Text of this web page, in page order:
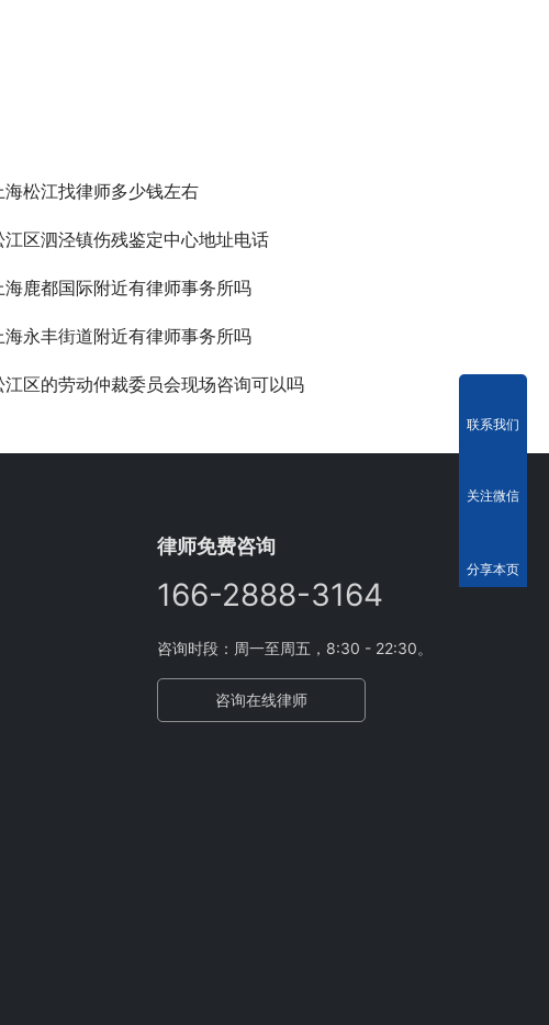
海松江找律师多少钱左右
江区泗泾镇伤残鉴定中心地址电话
海鹿都国际附近有律师事务所吗
海永丰街道附近有律师事务所吗
江区的劳动仲裁委员会现场咨询可以吗
律师免费咨询
166-2888-3164
咨询时段：周一至周五，8:30 - 22:30。
咨询在线律师
联系我们
关注微信
分享本页